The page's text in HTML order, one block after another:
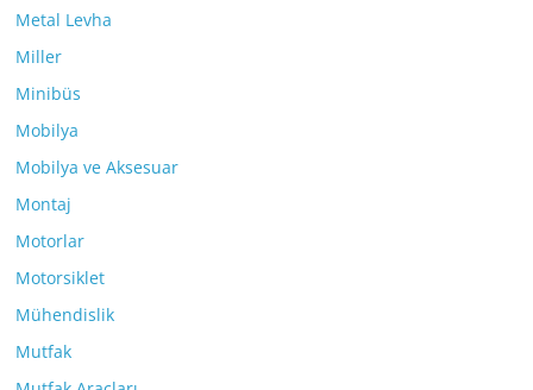
Metal Levha
Miller
Minibüs
Mobilya
Mobilya ve Aksesuar
Montaj
Motorlar
Motorsiklet
Mühendislik
Mutfak